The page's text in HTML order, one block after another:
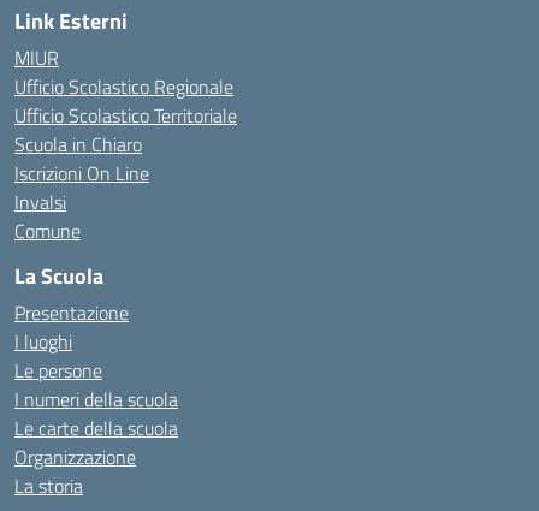
Link Esterni
MIUR
Ufficio Scolastico Regionale
Ufficio Scolastico Territoriale
Scuola in Chiaro
Iscrizioni On Line
Invalsi
Comune
La Scuola
Presentazione
I luoghi
Le persone
I numeri della scuola
Le carte della scuola
Organizzazione
La storia